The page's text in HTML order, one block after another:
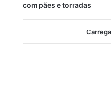
com pães e torradas